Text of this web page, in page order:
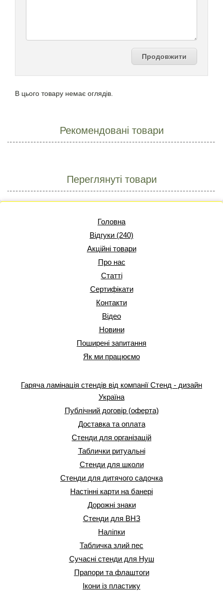
Продовжити
В цього товару немає оглядів.
Рекомендовані товари
Переглянуті товари
Головна
Відгуки (240)
Акційні товари
Про нас
Статті
Сертифікати
Контакти
Відео
Новини
Поширені запитання
Як ми працюємо
Гаряча ламінація стендів від компанії Стенд - дизайн
Україна
Публічний договір (оферта)
Доставка та оплата
Стенди для організацій
Таблички ритуальні
Стенди для школи
Стенди для дитячого садочка
Настінні карти на банері
Дорожні знаки
Стенди для ВНЗ
Наліпки
Табличка злий пес
Сучасні стенди для Нуш
Прапори та флаштоги
Ікони із пластику